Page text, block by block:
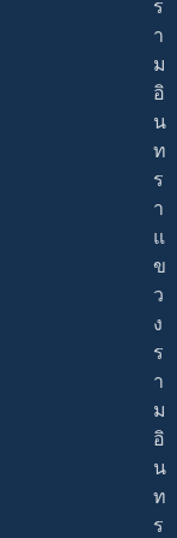
ร
า
ม
อิ
น
ท
ร
า
แ
ข
ว
ง
ร
า
ม
อิ
น
ท
ร